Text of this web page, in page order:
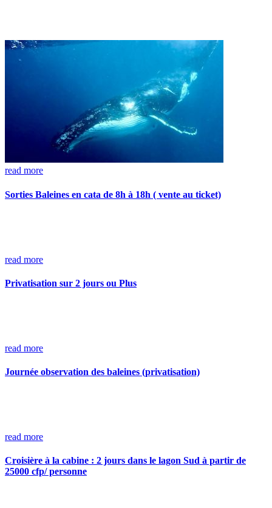
read more
Sorties Baleines en cata de 8h à 18h ( vente au ticket)
read more
Privatisation sur 2 jours ou Plus
read more
Journée observation des baleines (privatisation)
read more
Croisière à la cabine : 2 jours dans le lagon Sud à partir de
25000 cfp/ personne